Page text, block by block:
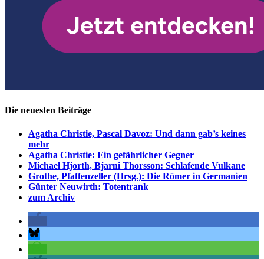
Die neuesten Beiträge
Agatha Christie, Pascal Davoz: Und dann gab’s keines
mehr
Agatha Christie: Ein gefährlicher Gegner
Michael Hjorth, Bjarni Thorsson: Schlafende Vulkane
Grothe, Pfaffenzeller (Hrsg.): Die Römer in Germanien
Günter Neuwirth: Totentrank
zum Archiv